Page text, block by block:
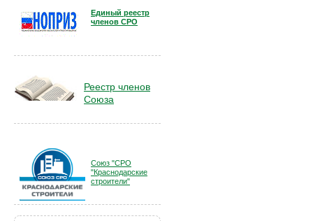
Единый реестр
членов СРО
Реестр членов
Союза
Союз "СРО
"Краснодарские
строители"